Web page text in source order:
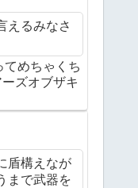
えるみなさ
てめちゃくち
ズオブザキ
盾構えなが
まで武器を